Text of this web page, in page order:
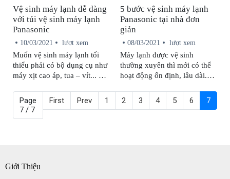
Vệ sinh máy lạnh dễ dàng
với túi vệ sinh máy lạnh
Panasonic
10/03/2021
lượt xem
Muốn vệ sinh máy lạnh tối
thiểu phải có bộ dụng cụ như
máy xịt cao áp, tua – vít... và
vệ sinh máy lạnh. Vậy sử
dụng túi vệ sinh máy lạnh
Panasonic như thế nào và
viết này.
5 bước vệ sinh máy lạnh
Panasonic tại nhà đơn
giản
08/03/2021
lượt xem
Máy lạnh được vệ sinh
thường xuyên thì mới có thể
hoạt động ổn định, lâu dài.
sao để tự vệ sinh máy lạnh
Page
7 / 7
First Prev 1 2 3 4 5 6 7
Giới Thiệu